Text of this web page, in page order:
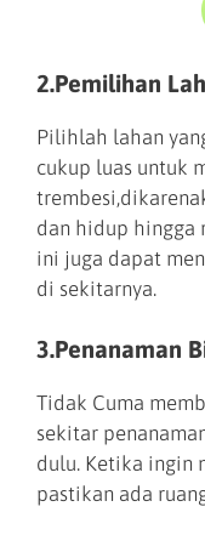
2.Pemilihan
Pilihlah lahan
cukup luas untuk
dan hidup hingga
ini juga dapat
di sekitarnya.
3.Penanaman
Tidak Cuma
sekitar
dulu. Ketika ingin
pastikan ada